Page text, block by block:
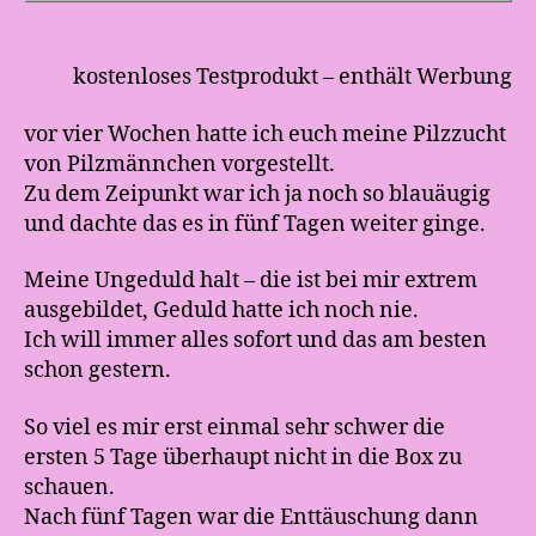
kostenloses Testprodukt – enthält Werbung
vor vier Wochen hatte ich euch meine Pilzzucht
von Pilzmännchen vorgestellt.
Zu dem Zeipunkt war ich ja noch so blauäugig
und dachte das es in fünf Tagen weiter ginge.
Meine Ungeduld halt – die ist bei mir extrem
ausgebildet, Geduld hatte ich noch nie.
Ich will immer alles sofort und das am besten
schon gestern.
So viel es mir erst einmal sehr schwer die
ersten 5 Tage überhaupt nicht in die Box zu
schauen.
Nach fünf Tagen war die Enttäuschung dann